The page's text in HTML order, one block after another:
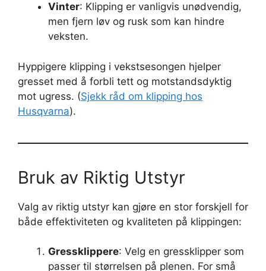
Vinter: Klipping er vanligvis unødvendig,
men fjern løv og rusk som kan hindre
veksten.
Hyppigere klipping i vekstsesongen hjelper
gresset med å forbli tett og motstandsdyktig
mot ugress. (Sjekk råd om klipping hos
Husqvarna).
Bruk av Riktig Utstyr
Valg av riktig utstyr kan gjøre en stor forskjell for
både effektiviteten og kvaliteten på klippingen:
Gressklippere: Velg en gressklipper som
passer til størrelsen på plenen. For små